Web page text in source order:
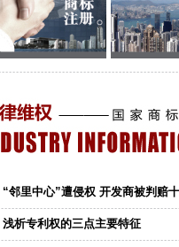
“邻里中心”遭侵权 开发商被判赔
浅析专利权的三点主要特征